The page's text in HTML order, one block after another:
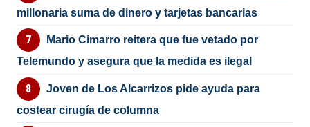
Joven de Los Alcarrizos pide ayuda para
costear cirugía de columna
Se entrega acompañante del presunto
homicida de oficial de la Fuerza Aérea
Director de la Policía Nacional anuncia nuevo